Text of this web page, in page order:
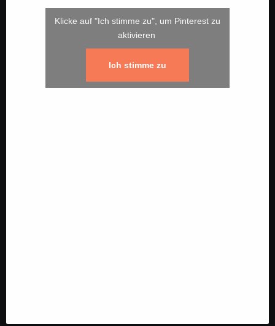
Klicke auf "Ich stimme zu", um Pinterest zu
aktivieren
Ich stimme zu